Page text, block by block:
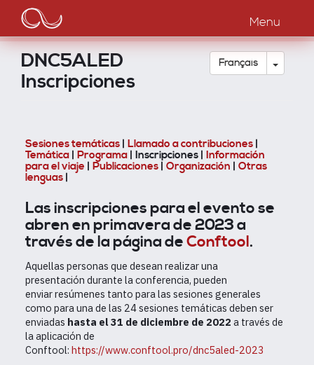
contenu
principal
Main
navigation
Menu
Français Toggle
DNC5ALED
Inscripciones
Sesiones temáticas Llamado a contribuciones
Temática Programa | Inscripciones | Información
para el viaje
Publicaciones Organización
Otras
lenguas
Las inscripciones para el evento se
abren en primavera de 2023 a
través de la página deConftool.
Aquellas personas que desean realizar una
presentación durante la conferencia, pueden
enviar resúmenes tanto para las sesiones generales
como para una de las 24 sesiones temáticas deben ser
enviadas hasta el 31 de diciembre de 2022 a través de
la aplicación de
Conftool: https://www.conftool.pro/dnc5aled-2023